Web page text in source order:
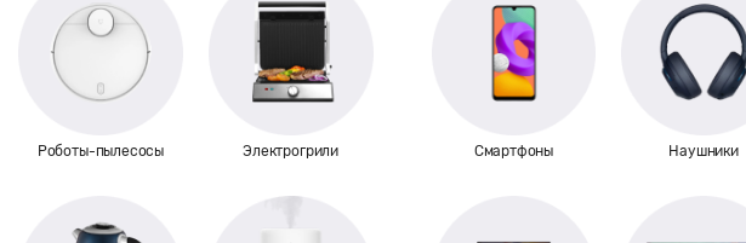
Роботы-пылесосы Электрогрили Смартфоны Наушники